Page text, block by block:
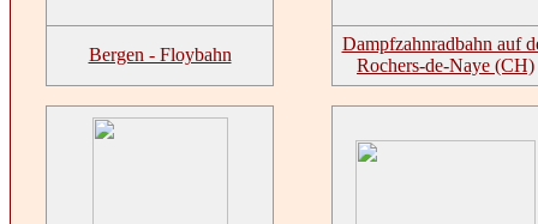
Bergen - Floybahn
Dampfzahnradbahn auf
Rochers-de-Naye (CH)